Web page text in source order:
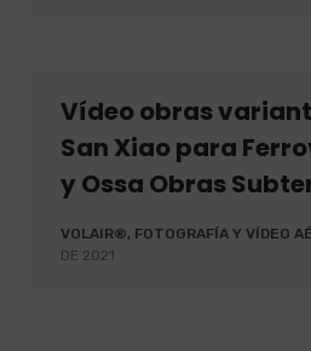
Vídeo obras
San Xiao para
y Ossa Obras
VOLAIR®, FOTOGRAFÍA Y VÍDEO
DE 2021